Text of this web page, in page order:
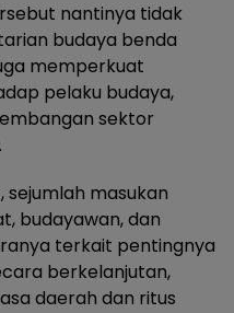
nantinya tidak
budaya benda
memperkuat
pelaku budaya,
sektor
masukan
budayawan, dan
terkait pentingnya
berkelanjutan,
daerah dan ritus